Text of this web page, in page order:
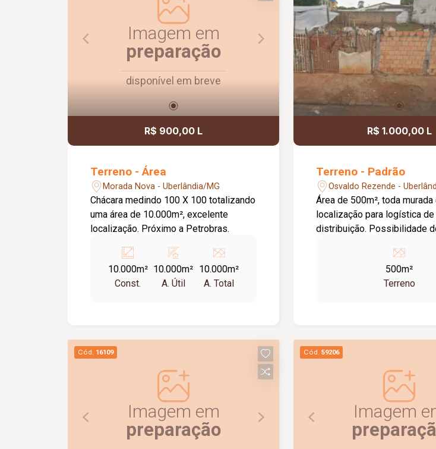
Imagem em
preparação
disponível em breve
R$ 900,00 L
Terreno - Área
Morada Nova - Uberlândia/MG
Chácara medindo 100 X 100 totalizando
uma área de 10.000m², excelente
localização. Próximo a Petrobras.
10.000m²
Const.
10.000m²
A. Útil
10.000m²
A. Total
R$ 1.000,00 L
Terreno - Padrão
Osvaldo Rezende -
Área de 500m², toda murada em boa
localização para logística de
distribuição. Possibilidade
500m²
Terreno
Cód. 16109
Imagem em
preparação
Cód. 59206
Imagem